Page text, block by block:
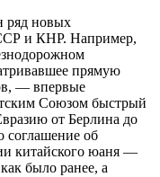
ряд новых
и КНР. Например,
прямую
— впервые
Союзом быстрый
от Берлина до
соглашение об
китайского юаня —
было ранее, а